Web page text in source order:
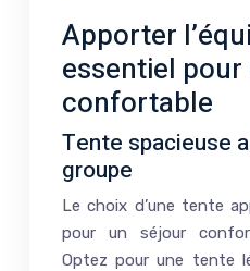
Apporter
essentiel
confortable
Tente spacieuse
groupe
Le choix d’une tente
pour un séjour
Optez pour une tente